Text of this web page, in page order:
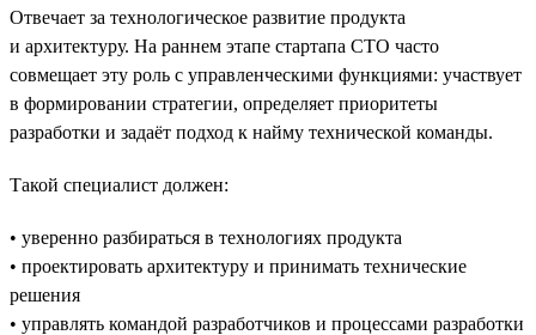
Отвечает за технологическое развитие продукта
и архитектуру. На раннем этапе стартапа CTO часто
совмещает эту роль с управленческими функциями: участвует
в формировании стратегии, определяет приоритеты
разработки и задаёт подход к найму технической команды.
Такой специалист должен:
• уверенно разбираться в технологиях продукта
• проектировать архитектуру и принимать технические
решения
• управлять командой разработчиков и процессами разработки